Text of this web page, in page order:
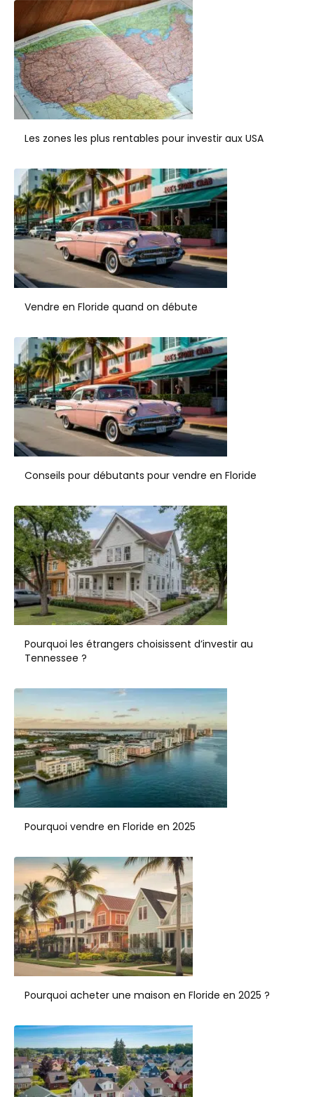
Les zones les plus rentables pour investir aux USA
Vendre en Floride quand on débute
Conseils pour débutants pour vendre en Floride
Pourquoi les étrangers choisissent d’investir au
Tennessee ?
Pourquoi vendre en Floride en 2025
Pourquoi acheter une maison en Floride en 2025 ?